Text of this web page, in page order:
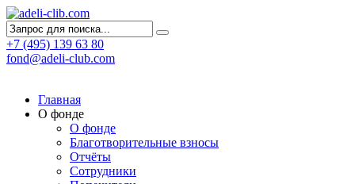
+7 (495) 139 63 80
fond@adeli-club.com
Главная
О фонде
О фонде
Благотворительные взносы
Отчёты
Сотрудники